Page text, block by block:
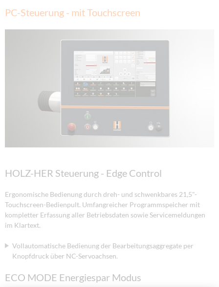
PC-Steuerung - mit Touchscreen
HOLZ-HER Steuerung - Edge Control
Ergonomische Bedienung durch dreh- und schwenkbares 21,5"-
Touchscreen-Bedienpult. Umfangreicher Programmspeicher mit
kompletter Erfassung aller Betriebsdaten sowie Servicemeldungen
im Klartext.
Vollautomatische Bedienung der Bearbeitungsaggregate per
Knopfdruck über NC-Servoachsen.
ECO MODE Energiespar Modus